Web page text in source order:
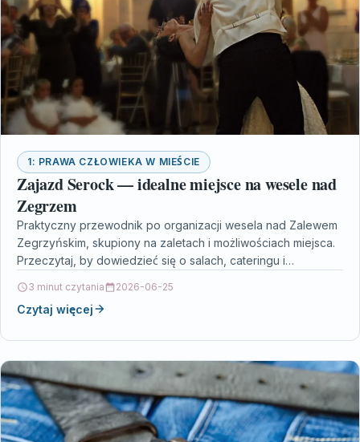
1: PRAWA CZŁOWIEKA W MIEŚCIE
Zajazd Serock — idealne miejsce na wesele nad
Zegrzem
Praktyczny przewodnik po organizacji wesela nad Zalewem
Zegrzyńskim, skupiony na zaletach i możliwościach miejsca.
Przeczytaj, by dowiedzieć się o salach, cateringu i
3 minut czytania 2026-06-25
Czytaj więcej